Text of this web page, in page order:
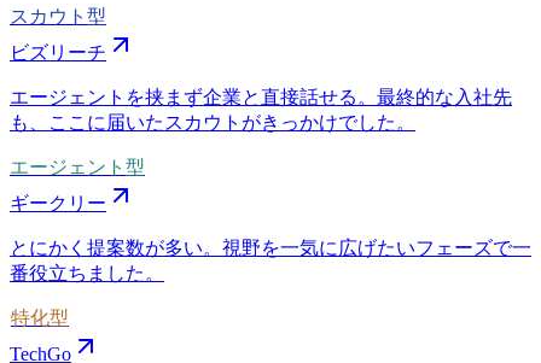
スカウト型
ビズリーチ
エージェントを挟まず企業と直接話せる。最終的な入社先
も、ここに届いたスカウトがきっかけでした。
エージェント型
ギークリー
とにかく提案数が多い。視野を一気に広げたいフェーズで一
番役立ちました。
特化型
TechGo